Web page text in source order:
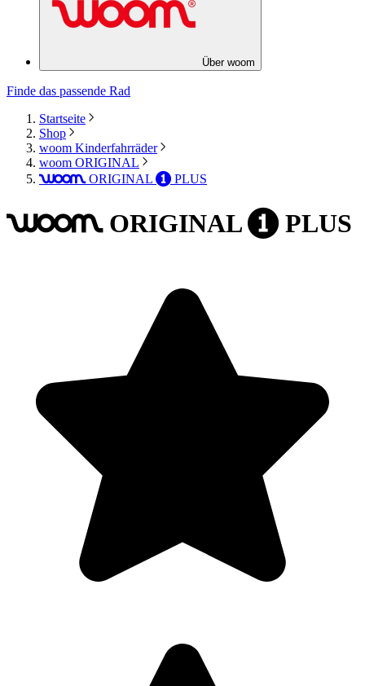
Über woom
Finde das passende Rad
Startseite
Shop
woom Kinderfahrräder
woom ORIGINAL
woom ORIGINAL 1 PLUS
woom ORIGINAL 1 PLUS